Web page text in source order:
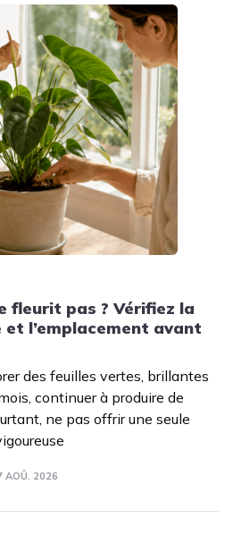
fleurit pas ? Vérifiez la
et l’emplacement avant
des feuilles vertes, brillantes
continuer à produire de
ne pas offrir une seule
AOÛ. 2026